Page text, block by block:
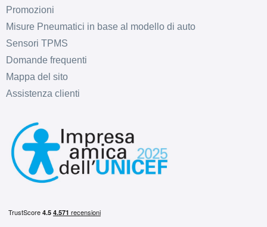
Promozioni
Misure Pneumatici in base al modello di auto
Sensori TPMS
Domande frequenti
Mappa del sito
Assistenza clienti